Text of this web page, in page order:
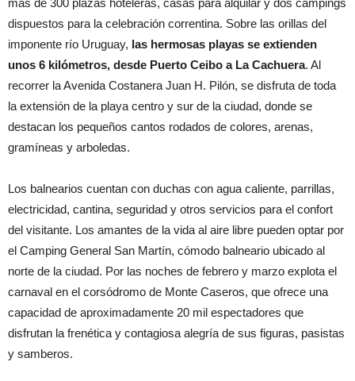
dispuestos para la celebración correntina. Sobre las orillas del
imponente río Uruguay, las hermosas playas se extienden
unos 6 kilómetros, desde Puerto Ceibo a La Cachuera. Al
recorrer la Avenida Costanera Juan H. Pilón, se disfruta de toda
la extensión de la playa centro y sur de la ciudad, donde se
destacan los pequeños cantos rodados de colores, arenas,
gramíneas y arboledas.
Los balnearios cuentan con duchas con agua caliente, parrillas,
electricidad, cantina, seguridad y otros servicios para el confort
del visitante. Los amantes de la vida al aire libre pueden optar por
el Camping General San Martín, cómodo balneario ubicado al
norte de la ciudad. Por las noches de febrero y marzo explota el
carnaval en el corsódromo de Monte Caseros, que ofrece una
capacidad de aproximadamente 20 mil espectadores que
disfrutan la frenética y contagiosa alegría de sus figuras, pasistas
y samberos.